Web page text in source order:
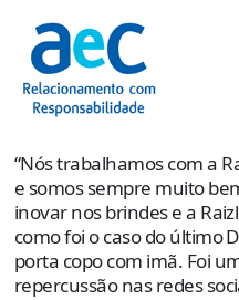
“Nós trabalhamos com a
e somos sempre muito
inovar nos brindes e a
como foi o caso do último
porta copo com imã. Foi
repercussão nas redes